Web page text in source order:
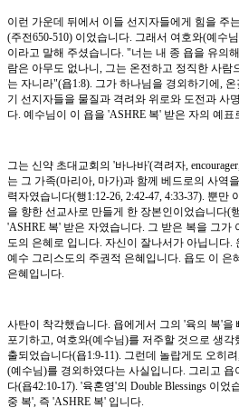
이런 가운데 뒤에서 이들 선지자들에게 힘을 주
(주전650-510) 이었습니다. 그래서 여호와(예수
이라고 말해 주셨습니다. "너는 내 종 욥을 유의
람은 아무도 없나니, 그는 온전하고 정직한 사람
는 자니라"(욥1:8). 그가 하나님을 경외하기에,
기 선지자들을 물질과 격려와 위로와 도전과 사
다. 예수님이 이 욥을 'ASHRE 복' 받은 자의 예
그는 신약 초대교회의 '바나바'(격려자,
는 그 가족(마리아, 마가)과 함께 베드로의 사역
력자였습니다(행1:12-26, 2:42-47, 4:33-37). 뿐만
을 향한 선교사로 만들게 한 장본인이었습니다(
'ASHRE 복' 받은 자였습니다. 그 받은 복을 그가
도의 은혜로 입니다. 자신이 잘나서가 아닙니다.
예수 그리스도의 주권적 은혜입니다. 욥도 이 은
은혜입니다.
사탄이 착각했습니다. 욥에게서 그의 '육의 복'을
포기하고, 여호와(예수님)를 저주할 것으로 생
출되었습니다(욥1:9-11). 그런데 놀랍게도 오히
(예수님)를 경외하였다는 사실입니다. 그리고 욥
다(욥42:10-17). '육혼영'의 Double Blessings 이
중 복', 즉 'ASHRE 복' 입니다.